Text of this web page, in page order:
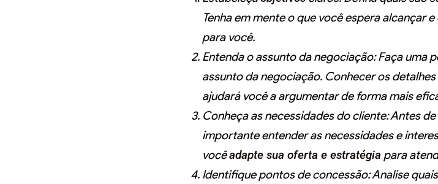
Tenha em mente o que você espera alcançar
para você.
Entenda o assunto da negociação:Faça uma
assunto da negociação. Conhecer os
ajudará você a argumentar de forma mais
Conheça as necessidades do cliente:Antes de
importante entender as necessidades e
vocêadapte sua oferta e estratégia para
Identifique pontos de concessão:Analise